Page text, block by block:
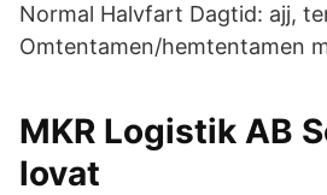
Normal Halvfart Dagtid: ajj,
Omtentamen/hemtentamen
MKR Logistik AB
lovat